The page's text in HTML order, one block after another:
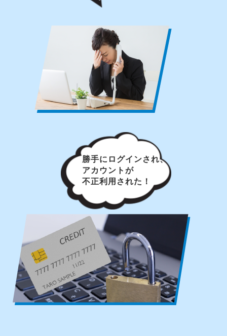
勝手にログインされ、
アカウントが
不正利用された！